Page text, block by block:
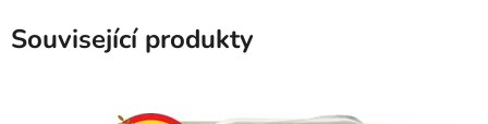
Související produkty